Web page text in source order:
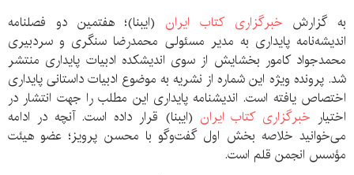
به گزارش خبرگزاری کتاب ایران (ایبنا)؛ هفتمین دو فصلنامه
اندیشه‌نامه پایداری به مدیر مسئولی محمدرضا سنگری و سردبیری
محمدجواد کامور بخشایش از سوی اندیشکده ادبیات پایداری منتشر
شد. پرونده ویژه این شماره از نشریه به موضوع ادبیات داستانی پایداری
اختصاص یافته است. اندیشنامه پایداری این مطلب را جهت انتشار در
اختیار خبرگزاری کتاب ایران (ایبنا) قرار داده است. آنچه‬ در‬ ادامه‬
می‬‌خوانید‬ خلاصه بخش‬ اول‬ گفت‬‌وگو‬ با‬ محسن پرویز؛ عضو هیئت
مؤسس انجمن قلم است.